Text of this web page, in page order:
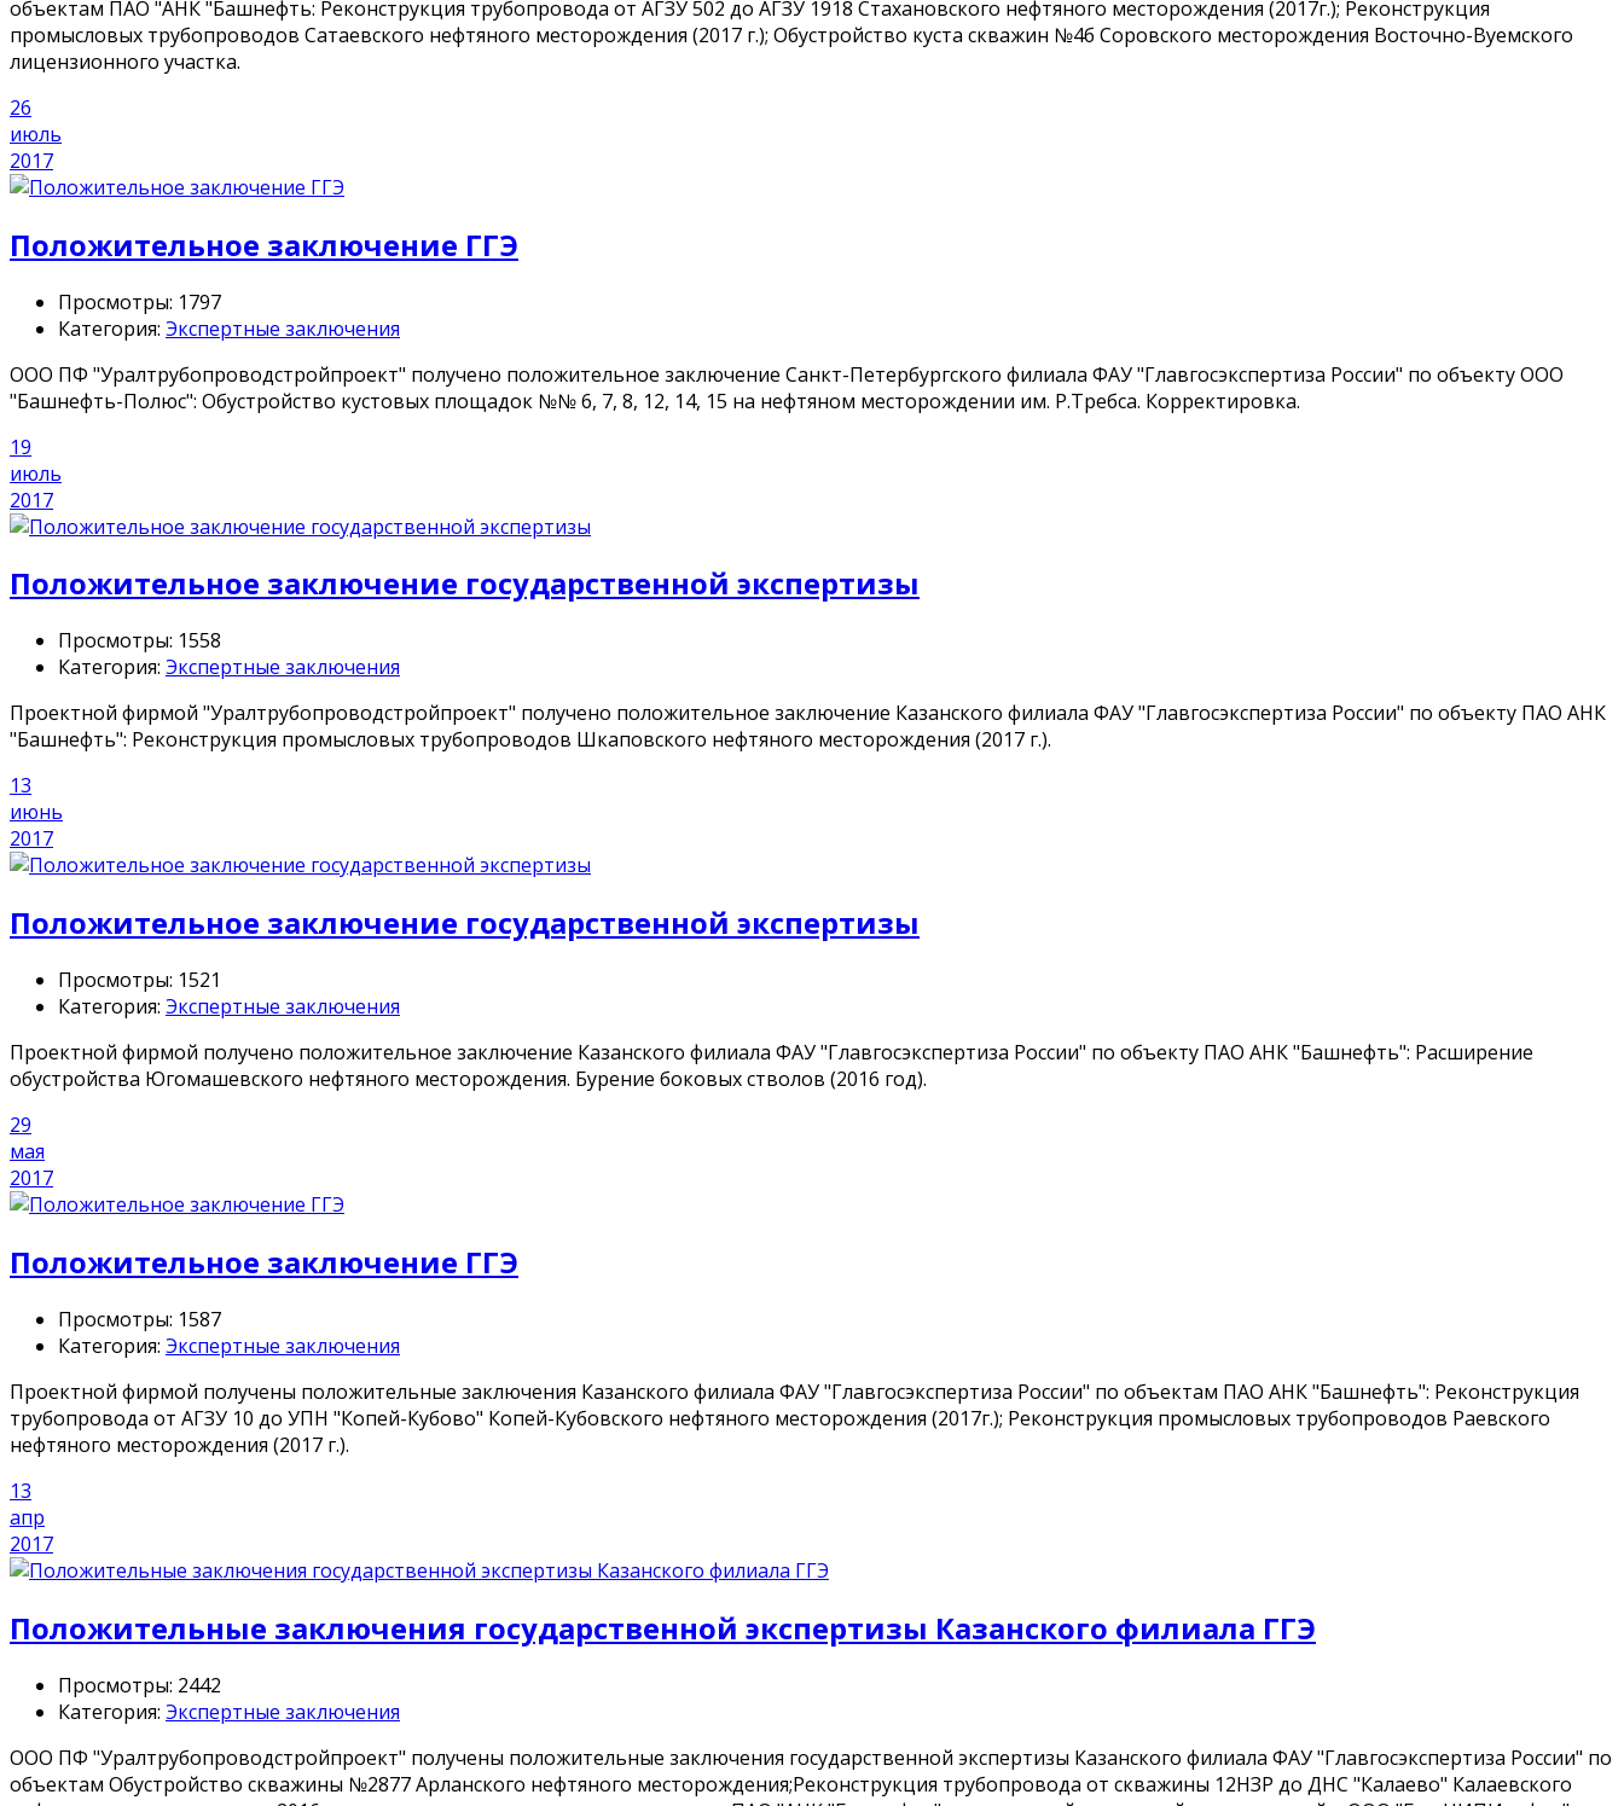
объектам ПАО "АНК "Башнефть: Реконструкция трубопровода от АГЗУ 502 до АГЗУ 1918 Стахановского нефтяного месторождения (2017г.); Реконструкция
промысловых трубопроводов Сатаевского нефтяного месторождения (2017 г.); Обустройство куста скважин №4б Соровского месторождения Восточно-Вуемского
лицензионного участка.
26
июль
2017
Положительное заключение ГГЭ
Просмотры: 1797
Категория: Экспертные заключения
ООО ПФ "Уралтрубопроводстройпроект" получено положительное заключение Санкт-Петербургского филиала ФАУ "Главгосэкспертиза России" по объекту ООО
"Башнефть-Полюс": Обустройство кустовых площадок №№ 6, 7, 8, 12, 14, 15 на нефтяном месторождении им. Р.Требса. Корректировка.
19
июль
2017
Положительное заключение государственной экспертизы
Просмотры: 1558
Категория: Экспертные заключения
Проектной фирмой "Уралтрубопроводстройпроект" получено положительное заключение Казанского филиала ФАУ "Главгосэкспертиза России" по объекту ПАО АНК
"Башнефть": Реконструкция промысловых трубопроводов Шкаповского нефтяного месторождения (2017 г.).
13
июнь
2017
Положительное заключение государственной экспертизы
Просмотры: 1521
Категория: Экспертные заключения
Проектной фирмой получено положительное заключение Казанского филиала ФАУ "Главгосэкспертиза России" по объекту ПАО АНК "Башнефть": Расширение
обустройства Югомашевского нефтяного месторождения. Бурение боковых стволов (2016 год).
29
мая
2017
Положительное заключение ГГЭ
Просмотры: 1587
Категория: Экспертные заключения
Проектной фирмой получены положительные заключения Казанского филиала ФАУ "Главгосэкспертиза России" по объектам ПАО АНК "Башнефть": Реконструкция
трубопровода от АГЗУ 10 до УПН "Копей-Кубово" Копей-Кубовского нефтяного месторождения (2017г.); Реконструкция промысловых трубопроводов Раевского
нефтяного месторождения (2017 г.).
13
апр
2017
Положительные заключения государственной экспертизы Казанского филиала ГГЭ
Просмотры: 2442
Категория: Экспертные заключения
ООО ПФ "Уралтрубопроводстройпроект" получены положительные заключения государственной экспертизы Казанского филиала ФАУ "Главгосэкспертиза России" по
объектам Обустройство скважины №2877 Арланского нефтяного месторождения;Реконструкция трубопровода от скважины 12НЗР до ДНС "Калаево" Калаевского